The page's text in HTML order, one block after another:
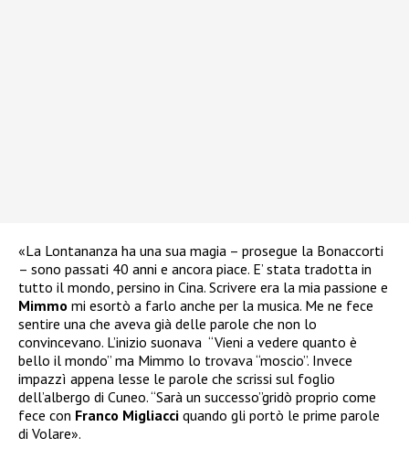
«La Lontananza ha una sua magia – prosegue la Bonaccorti
– sono passati 40 anni e ancora piace. E’ stata tradotta in
tutto il mondo, persino in Cina. Scrivere era la mia passione e
Mimmo mi esortò a farlo anche per la musica. Me ne fece
sentire una che aveva già delle parole che non lo
convincevano. L’inizio suonava “Vieni a vedere quanto è
bello il mondo” ma Mimmo lo trovava “moscio”. Invece
impazzì appena lesse le parole che scrissi sul foglio
dell’albergo di Cuneo. “Sarà un successo”gridò proprio come
fece con Franco Migliacci quando gli portò le prime parole
di Volare».